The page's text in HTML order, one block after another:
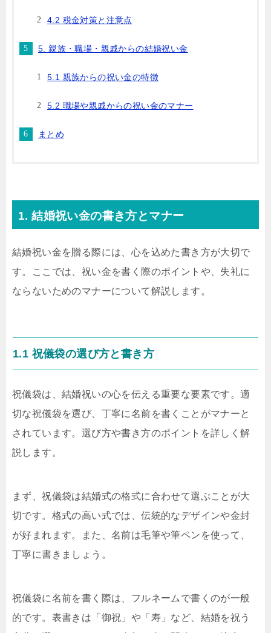
4.2 税金対策と注意点
5. 親族・職場・親戚からの結婚祝い金
5.1 親族からの祝い金の特徴
5.2 職場や親戚からの祝い金のマナー
まとめ
1. 結婚祝い金の書き方とマナー
結婚祝い金を贈る際には、心を込めた書き方が大切で
す。ここでは、祝い金を書く際のポイントや、失礼に
ならないためのマナーについて解説します。
1.1 祝儀袋の選び方と書き方
祝儀袋は、結婚祝いの心を伝える重要な要素です。適
切な祝儀袋を選び、丁寧に名前を書くことがマナーと
されています。選び方や書き方のポイントを詳しく解
説します。
まず、祝儀袋は結婚式の格式に合わせて選ぶことが大
切です。格式の高い式では、伝統的なデザインや金封
が好まれます。また、名前は毛筆や筆ペンを使って、
丁寧に書きましょう。
祝儀袋に名前を書く際は、フルネームで書くのが一般
的です。表書きは「御祝」や「寿」など、結婚を祝う